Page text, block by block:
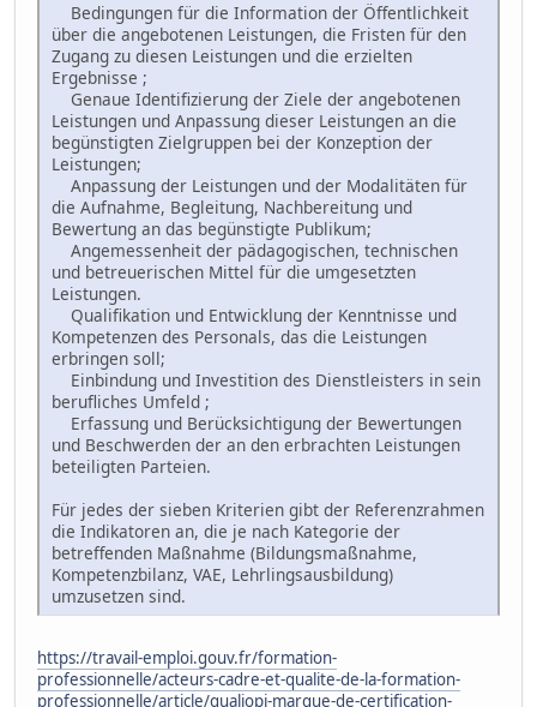
Bedingungen für die Information der Öffentlichkeit
über die angebotenen Leistungen, die Fristen für den
Zugang zu diesen Leistungen und die erzielten
Ergebnisse ;
Genaue Identifizierung der Ziele der angebotenen
Leistungen und Anpassung dieser Leistungen an die
begünstigten Zielgruppen bei der Konzeption der
Leistungen;
Anpassung der Leistungen und der Modalitäten für
die Aufnahme, Begleitung, Nachbereitung und
Bewertung an das begünstigte Publikum;
Angemessenheit der pädagogischen, technischen
und betreuerischen Mittel für die umgesetzten
Leistungen.
Qualifikation und Entwicklung der Kenntnisse und
Kompetenzen des Personals, das die Leistungen
erbringen soll;
Einbindung und Investition des Dienstleisters in sein
berufliches Umfeld ;
Erfassung und Berücksichtigung der Bewertungen
und Beschwerden der an den erbrachten Leistungen
beteiligten Parteien.
Für jedes der sieben Kriterien gibt der Referenzrahmen
die Indikatoren an, die je nach Kategorie der
betreffenden Maßnahme (Bildungsmaßnahme,
Kompetenzbilanz, VAE, Lehrlingsausbildung)
umzusetzen sind.
https://travail-emploi.gouv.fr/formation-
professionnelle/acteurs-cadre-et-qualite-de-la-formation-
professionnelle/article/qualiopi-marque-de-certification-